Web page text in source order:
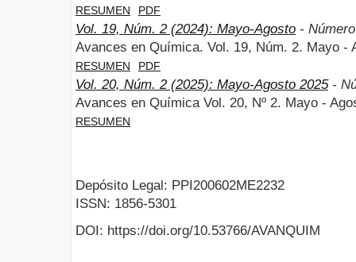
RESUMEN PDF
Vol. 19, Núm. 2 (2024): Mayo-Agosto -
Avances en Química. Vol. 19, Núm. 2. Mayo -
RESUMEN PDF
Vol. 20, Núm. 2 (2025): Mayo-Agosto 2025-
Avances en Química Vol. 20, Nº 2. Mayo -
RESUMEN
Depósito Legal: PPI200602ME2232
ISSN: 1856-5301
DOI: https://doi.org/10.53766/AVANQUIM